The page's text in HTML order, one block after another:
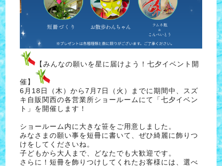
【みんなの願いを星に届けよう！七夕イベント開
催】
6月18日（木）から7月7日（火）までに期間中、スズ
キ自販関西の各営業所ショールームにて「七夕イベン
ト」を開催します！
ショールーム内に大きな笹をご用意しました。
みなさまの願い事を短冊に書いて、ぜひ綺麗に飾りつ
けをしてくださいね。
子どもから大人まで、どなたでも大歓迎です。
さらに！短冊を飾りつけしてくれたお客様には、選べ